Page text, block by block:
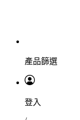
產品篩選
登入